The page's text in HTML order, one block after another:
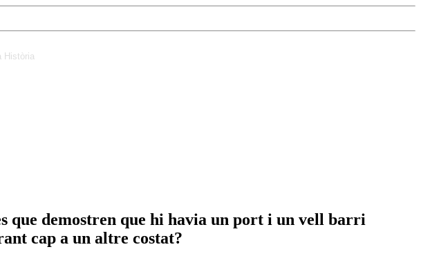
Història
que demostren que hi havia un port i un vell barri
cap a un altre costat?